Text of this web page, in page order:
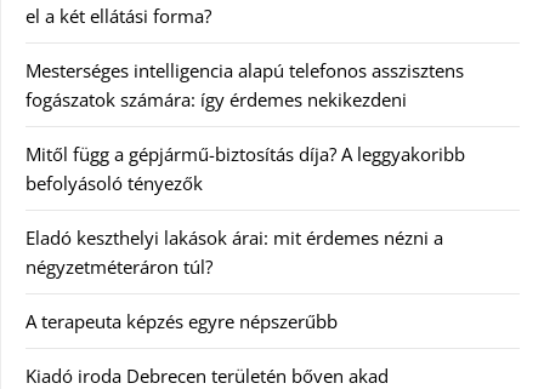
el a két ellátási forma?
Mesterséges intelligencia alapú telefonos asszisztens
fogászatok számára: így érdemes nekikezdeni
Mitől függ a gépjármű-biztosítás díja? A leggyakoribb
befolyásoló tényezők
Eladó keszthelyi lakások árai: mit érdemes nézni a
négyzetméteráron túl?
A terapeuta képzés egyre népszerűbb
Kiadó iroda Debrecen területén bőven akad